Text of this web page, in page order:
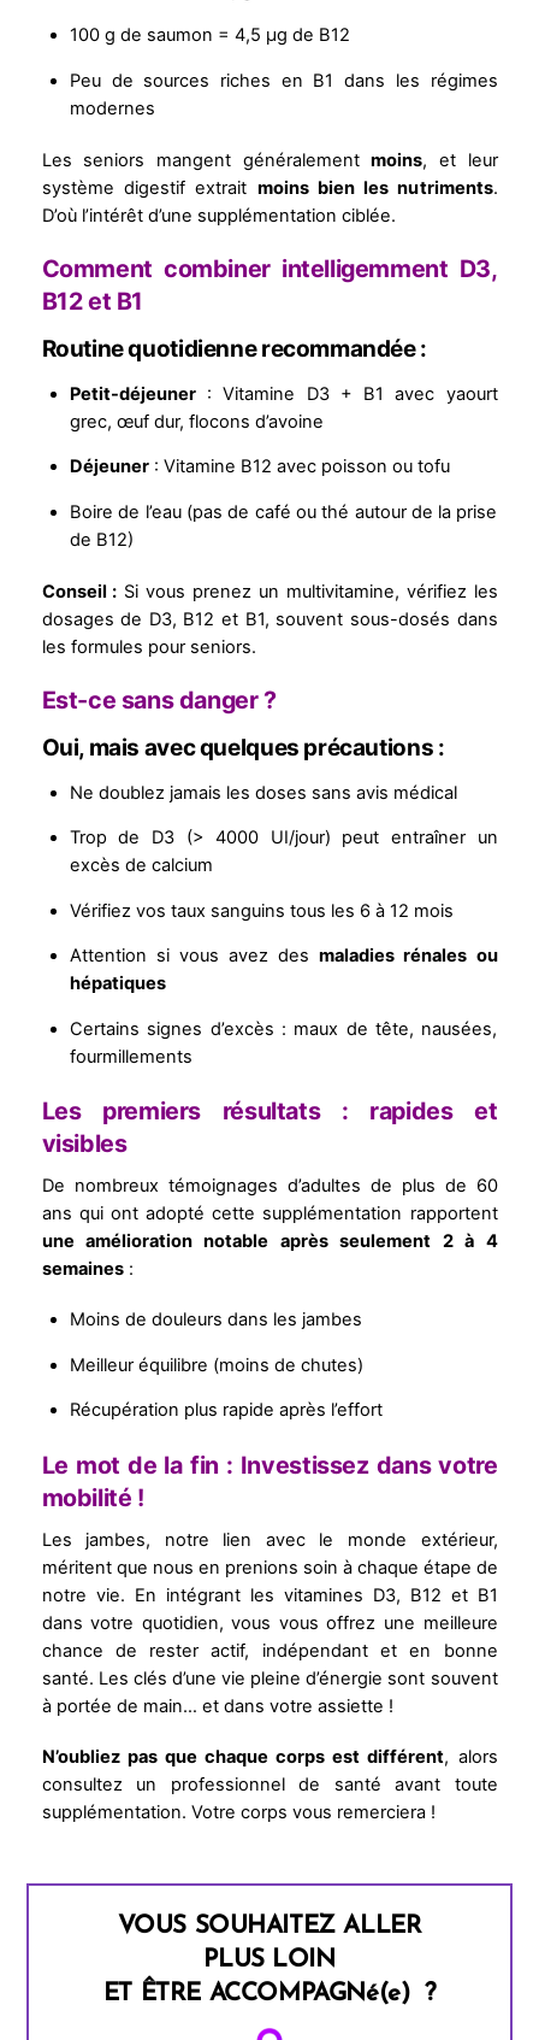
100 g de saumon = 4,5 µg de B12
Peu de sources riches en B1 dans les régimes
modernes
Les seniors mangent généralementmoins, et leur
système digestif extrait moins bien les nutriments.
D’où l’intérêt d’une supplémentation ciblée.
Comment combiner intelligemment D3,
B12 et B1
Routine quotidienne recommandée :
Petit-déjeuner: Vitamine D3 + B1 avec yaourt
grec, œuf dur, flocons d’avoine
Déjeuner: Vitamine B12 avec poisson ou tofu
Boire de l’eau (pas de café ou thé autour de la prise
de B12)
Conseil : Si vous prenez un multivitamine, vérifiez les
dosages de D3, B12 et B1, souvent sous-dosés dans
les formules pour seniors.
Est-ce sans danger ?
Oui, mais avec quelques précautions :
Ne doublez jamais les doses sans avis médical
Trop de D3 (> 4000 UI/jour) peut entraîner un
excès de calcium
Vérifiez vos taux sanguins tous les 6 à 12 mois
Attention si vous avez desmaladies rénales ou
hépatiques
Certains signes d’excès : maux de tête, nausées,
fourmillements
Les premiers résultats : rapides et
visibles
De nombreux témoignages d’adultes de plus de 60
ans qui ont adopté cette supplémentation rapportent
une amélioration notable après seulement 2 à 4
semaines:
Moins de douleurs dans les jambes
Meilleur équilibre (moins de chutes)
Récupération plus rapide après l’effort
Le mot de la fin : Investissez dans votre
mobilité !
Les jambes, notre lien avec le monde extérieur,
méritent que nous en prenions soin à chaque étape de
notre vie. En intégrant les vitamines D3, B12 et B1
dans votre quotidien, vous vous offrez une meilleure
chance de rester actif, indépendant et en bonne
santé. Les clés d’une vie pleine d’énergie sont souvent
à portée de main… et dans votre assiette !
N’oubliez pas que chaque corps est différent, alors
consultez un professionnel de santé avant toute
supplémentation. Votre corps vous remerciera !
VOUS SOUHAITEZ ALLER
PLUS LOIN
ET ÊTRE ACCOMPAGNé(e) ?